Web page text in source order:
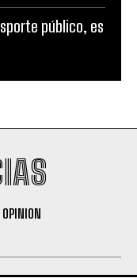
público, es
OPINION